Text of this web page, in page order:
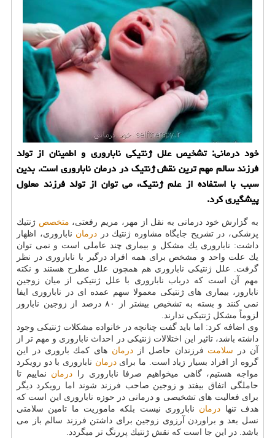
خود درمانی: تشخیص علل ژنتیكی ناباروری و اطمینان از تولد
فرزند سالم مهم ترین نقش ژنتیك در درمان ناباروری است. بدین
سبب با استفاده از علم ژنتیك، می توان از تولد فرزند معلول
پیشگیری كرد.
به گزارش خود درمانی به نقل از مهر، مریم رفعتی، متخصص ژنتیك
پزشكی، در تشریح جایگاه مشاوره ژنتیك در درمان ناباروری، اظهار
داشت: ناباروری یك مشكل و بیماری چند عاملی است و نمی توان
یك علت واحد و مشخص برای همه افراد درگیر با ناباروری در نظر
گرفت. علل ژنتیكی ناباروری هم همچون علل مطرح هستند و نكته
مهم آن است كه درباب ناباروری با علل ژنتیكی از میان زوجین
نابارور، بیماری های ژنتیكی معمولا سهم عمده ای در ناباروری ایفا
نمی كنند و بسته به تشخیص بیشتر از ۸۰ درصد از زوجین نابارور
لزوماً مشكل ژنتیكی ندارند.
وی اضافه كرد: اما باید گفت چنانچه در خانواده مشكلات ژنتیكی وجود
داشته باشد، تاثیر این اختلالات ژنتیكی در احداث ناباروری و مهم تر از
آن در سلامت فرزندان حاصل از درمان های كمك باروری در این
گروه از افراد بسیار زیاد است. ما برایدرمان ناباروری با دو رویكرد
مواجه هستیم، گاهی می­خواهیم صرفا ناباروری را درمان نماییم تا
حاملگی اتفاق بیفتد و زوجین صاحب فرزند شوند اما رویكرد دیگر
برای فعالیت های تشخیصی و درمانی در حوزه ناباروری این است كه
هدف تنها درمان ناباروری نیست بلكه ماموریت ما تامین سلامتی
نسل بعد و براوردن آرزوی زوجین برای داشتن فرزند سالم باز می
باشد. در این جا است كه نقش ژنتیك پررنگ تر میگردد.